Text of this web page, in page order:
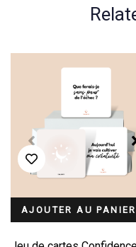
AJOUTER AU PANIER